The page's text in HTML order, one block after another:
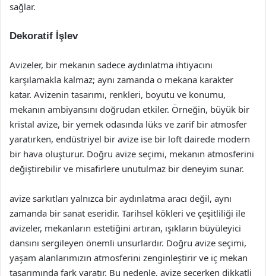
sağlar.
Dekoratif İşlev
Avizeler, bir mekanın sadece aydınlatma ihtiyacını
karşılamakla kalmaz; aynı zamanda o mekana karakter
katar. Avizenin tasarımı, renkleri, boyutu ve konumu,
mekanın ambiyansını doğrudan etkiler. Örneğin, büyük bir
kristal avize, bir yemek odasında lüks ve zarif bir atmosfer
yaratırken, endüstriyel bir avize ise bir loft dairede modern
bir hava oluşturur. Doğru avize seçimi, mekanın atmosferini
değiştirebilir ve misafirlere unutulmaz bir deneyim sunar.
avize sarkıtları yalnızca bir aydınlatma aracı değil, aynı
zamanda bir sanat eseridir. Tarihsel kökleri ve çeşitliliği ile
avizeler, mekanların estetiğini artıran, ışıkların büyüleyici
dansını sergileyen önemli unsurlardır. Doğru avize seçimi,
yaşam alanlarımızın atmosferini zenginleştirir ve iç mekan
tasarımında fark yaratır. Bu nedenle, avize seçerken dikkatli